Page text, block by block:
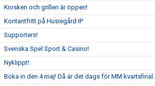
Kiosken och grillen är öppen!
Kontantfritt på Husiegård IP
Supporters!
Svenska Spel Sport & Casino!
Nyklippt!
Boka in den 4 maj! Då är det dags för MM kvartsfinal.